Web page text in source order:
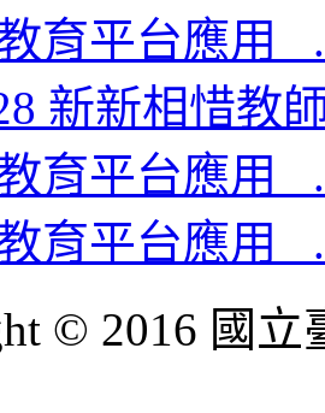
育平台應用_
新新相惜教
育平台應用_
育平台應用_
© 2016 國